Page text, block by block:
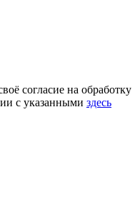
согласие на обработку
с указанными здесь